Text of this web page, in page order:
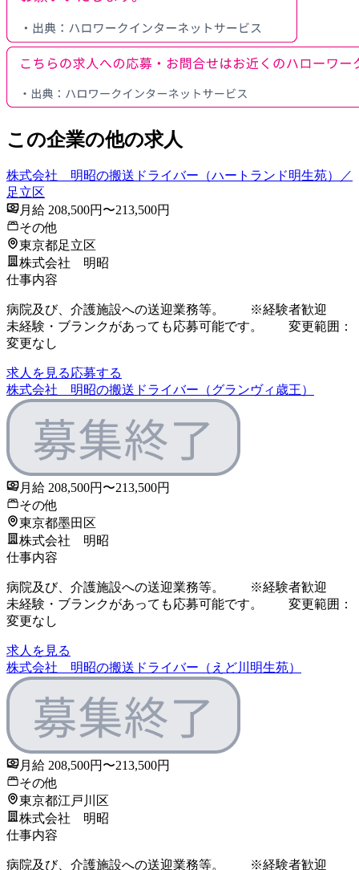
この企業の他の求人
株式会社 明昭の搬送ドライバー（ハートランド明生苑）／
足立区
月給 208,500円〜213,500円
その他
東京都足立区
株式会社 明昭
仕事内容
病院及び、介護施設への送迎業務等。 ※経験者歓迎
未経験・ブランクがあっても応募可能です。 変更範囲：
変更なし
求人を見る応募する
株式会社 明昭の搬送ドライバー（グランヴィ歳王）
月給 208,500円〜213,500円
その他
東京都墨田区
株式会社 明昭
仕事内容
病院及び、介護施設への送迎業務等。 ※経験者歓迎
未経験・ブランクがあっても応募可能です。 変更範囲：
変更なし
求人を見る
株式会社 明昭の搬送ドライバー（えど川明生苑）
月給 208,500円〜213,500円
その他
東京都江戸川区
株式会社 明昭
仕事内容
病院及び、介護施設への送迎業務等。 ※経験者歓迎